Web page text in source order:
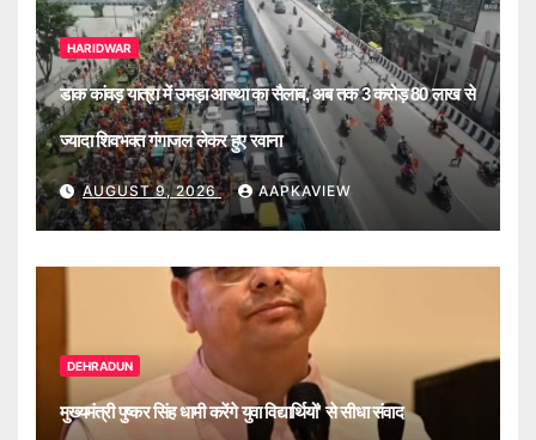
HARIDWAR
डाक कांवड़ यात्रा में उमड़ा आस्था का सैलाब, अब तक 3 करोड़ 80 लाख से
ज्यादा शिवभक्त गंगाजल लेकर हुए रवाना
AUGUST 9, 2026 AAPKAVIEW
DEHRADUN
मुख्यमंत्री पुष्कर सिंह धामी करेंगे युवा विद्यार्थियों’ से सीधा संवाद